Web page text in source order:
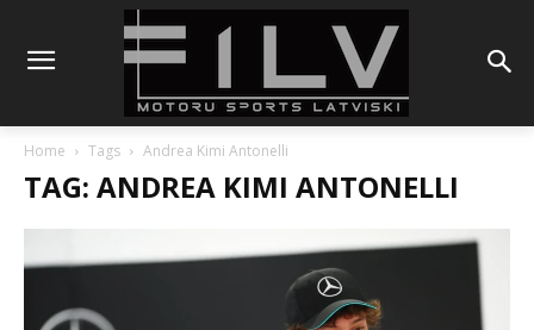
Home Tags Andrea Kimi Antonelli
TAG: ANDREA KIMI ANTONELLI